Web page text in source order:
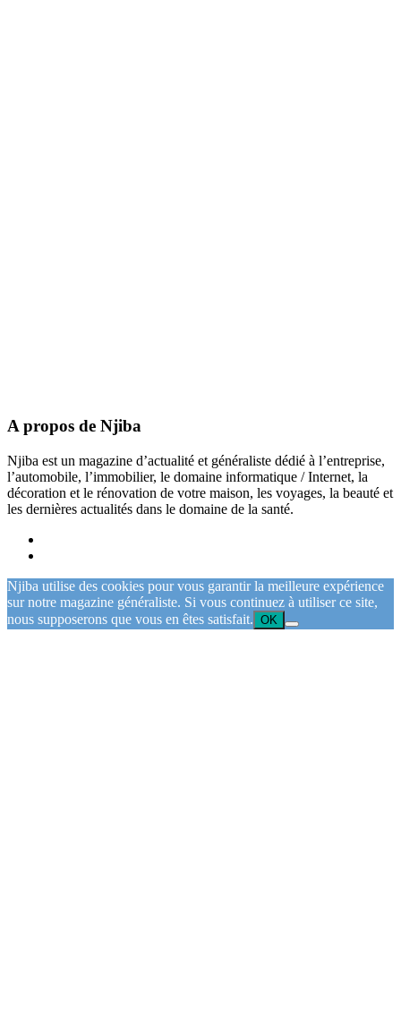
A propos de Njiba
Njiba est un magazine d’actualité et généraliste dédié à l’entreprise,
l’automobile, l’immobilier, le domaine informatique / Internet, la
décoration et le rénovation de votre maison, les voyages, la beauté et
les dernières actualités dans le domaine de la santé.
Njiba utilise des cookies pour vous garantir la meilleure expérience
sur notre magazine généraliste. Si vous continuez à utiliser ce site,
nous supposerons que vous en êtes satisfait. OK